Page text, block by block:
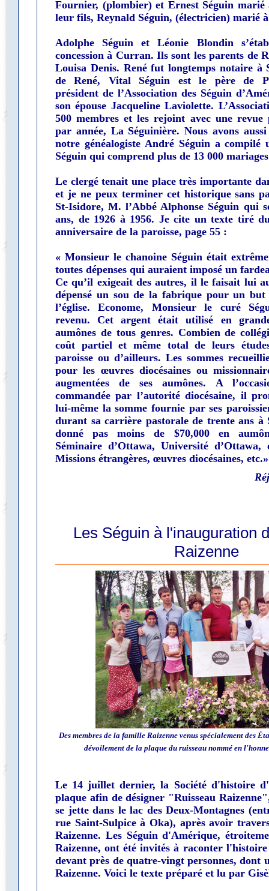
Fournier, (plombier) et Ernest Séguin
leur fils, Reynald Séguin, (électricien) marié
Adolphe Séguin et Léonie Blondin
concession à Curran. Ils sont les parents de
Louisa Denis. René fut longtemps notaire à
de René, Vital Séguin est le père de
président de l’Association des Séguin
son épouse Jacqueline Laviolette.
500 membres et les rejoint avec une revue
par année, La Séguinière. Nous avons
notre généalogiste André Séguin a compilé
Séguin qui comprend plus de 13 000
Le clergé tenait une place très importante
et je ne peux terminer cet historique sans
St-Isidore, M. l’Abbé Alphonse Séguin qui
ans, de 1926 à 1956. Je cite un texte tiré
anniversaire de la paroisse, page 55 :
« Monsieur le chanoine Séguin était
toutes dépenses qui auraient imposé un
Ce qu’il exigeait des autres, il le faisait lui
dépensé un sou de la fabrique pour un
l’église. Econome, Monsieur le curé
revenu. Cet argent était utilisé en
aumônes de tous genres. Combien de
coût partiel et même total de leurs
paroisse ou d’ailleurs. Les sommes
pour les œuvres diocésaines ou
augmentées de ses aumônes. A
commandée par l’autorité diocésaine, il
lui-même la somme fournie par ses
durant sa carrière pastorale de trente ans
donné pas moins de $70,000 en
Séminaire d’Ottawa, Université d’Ottawa,
Missions étrangères, œuvres diocésaines, etc.»
Les Séguin à l'inauguration
Raizenne
Des membres de la famille Raizenne venus spécialement des
dévoilement de la plaque du ruisseau nommé en
Le 14 juillet dernier, la Société d'histoire
plaque afin de désigner "Ruisseau
se jette dans le lac des Deux-Montagnes
rue Saint-Sulpice à Oka), après avoir
Raizenne. Les Séguin d'Amérique,
Raizenne, ont été invités à raconter
devant près de quatre-vingt personnes, dont
Raizenne. Voici le texte préparé et lu par